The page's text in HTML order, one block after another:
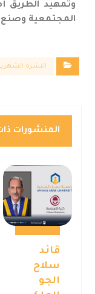
وتمهيد الطريق
المجتمعية وصنع
النشرة الشهرية
المنشورات
قائد
سلاح
الجو